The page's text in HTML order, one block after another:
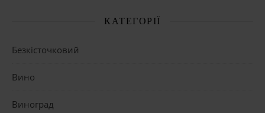
КАТЕГОРІЇ
Безкісточковий
Вино
Виноград